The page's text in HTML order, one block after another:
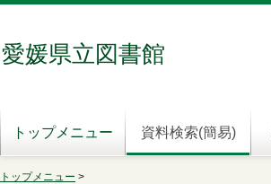
愛媛県立図書館
トップメニュー 資料検索(簡易)
トップメニュー >